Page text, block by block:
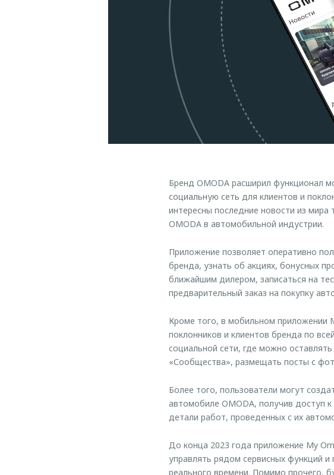
Бренд OMODA расширил функционал
социальную сеть для клиентов и
интересны последние новости из
OMODA в автомобильной индустрии.
Приложение позволяет оперативно
бренда, узнать об акциях, бонусных
ближайшим дилером, записаться на
предварительный заказ на покупку
Кроме того, в мобильном приложении
поклонников и клиентов бренда по
социальной сети, где можно
«Сообщества», размещать посты с
Более того, пользователи могут
автомобиле OMODA, получив доступ
детали работ, проведенных с их
До конца 2023 года приложение My
управлять рядом сервисных функций
реального времени. Помимо прочего,